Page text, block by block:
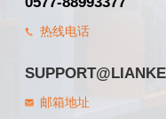
热线电话
邮箱地址